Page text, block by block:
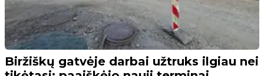
Biržiškų gatvėje darbai užtruks ilgiau nei